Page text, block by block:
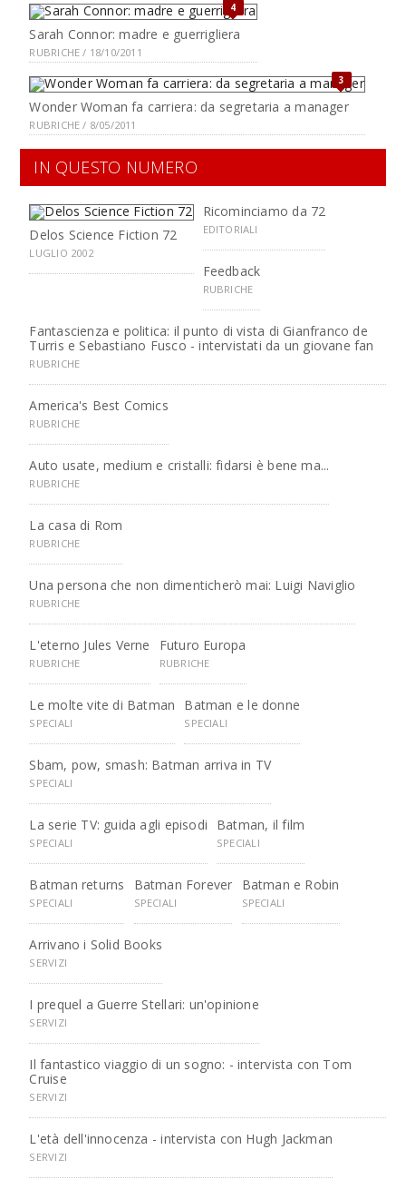
4
Sarah Connor: madre e guerrigliera
RUBRICHE / 18/10/2011
3
Wonder Woman fa carriera: da segretaria a manager
RUBRICHE / 8/05/2011
IN QUESTO NUMERO
Delos Science Fiction 72
LUGLIO 2002
Ricominciamo da 72
EDITORIALI
Feedback
RUBRICHE
Fantascienza e politica: il punto di vista di Gianfranco de
Turris e Sebastiano Fusco - intervistati da un giovane fan
RUBRICHE
America's Best Comics
RUBRICHE
Auto usate, medium e cristalli: fidarsi è bene ma...
RUBRICHE
La casa di Rom
RUBRICHE
Una persona che non dimenticherò mai: Luigi Naviglio
RUBRICHE
L'eterno Jules Verne
RUBRICHE
Futuro Europa
RUBRICHE
Le molte vite di Batman
SPECIALI
Batman e le donne
SPECIALI
Sbam, pow, smash: Batman arriva in TV
SPECIALI
La serie TV: guida agli episodi
SPECIALI
Batman, il film
SPECIALI
Batman returns
SPECIALI
Batman Forever
SPECIALI
Batman e Robin
SPECIALI
Arrivano i Solid Books
SERVIZI
I prequel a Guerre Stellari: un'opinione
SERVIZI
Il fantastico viaggio di un sogno: - intervista con Tom
Cruise
SERVIZI
L'età dell'innocenza - intervista con Hugh Jackman
SERVIZI